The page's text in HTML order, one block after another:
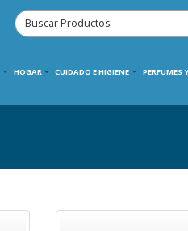
HOGAR CUIDADO E HIGIENE PERFUMES